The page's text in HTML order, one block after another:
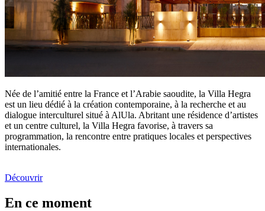
Née de l’amitié entre la France et l’Arabie saoudite, la Villa Hegra
est un lieu dédié à la création contemporaine, à la recherche et au
dialogue interculturel situé à AlUla. Abritant une résidence d’artistes
et un centre culturel, la Villa Hegra favorise, à travers sa
programmation, la rencontre entre pratiques locales et perspectives
internationales.
Découvrir
En ce moment